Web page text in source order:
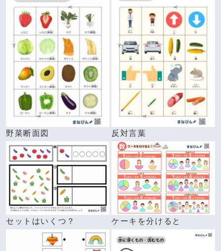
野菜断面図 反対言葉
セットはいくつ？ ケーキを分けると